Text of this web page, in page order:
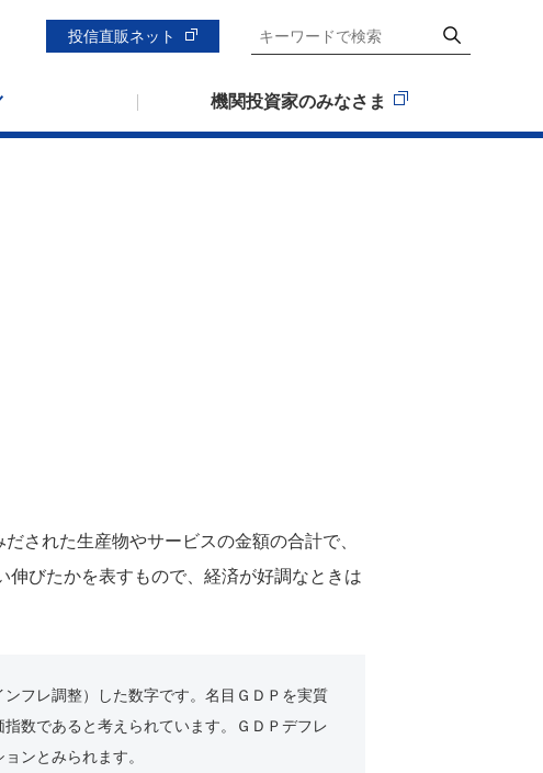
投信直販ネット
機関投資家のみなさま
された生産物やサービスの金額の合計で、
びたかを表すもので、経済が好調なときは
フレ調整）した数字です。名目ＧＤＰを実質
数であると考えられています。ＧＤＰデフレ
ンとみられます。